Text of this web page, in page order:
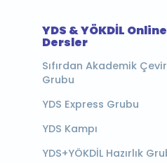
YDS & YÖKDİL Online
Dersler
Sıfırdan Akademik
Grubu
YDS Express Grubu
YDS Kampı
YDS+YÖKDİL Hazırlık